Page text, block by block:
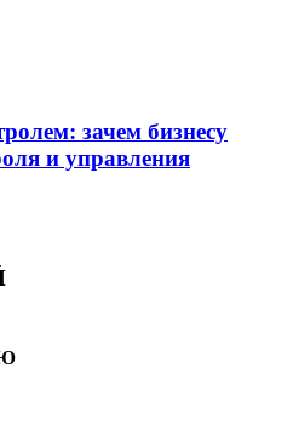
зачем бизнесу
и управления